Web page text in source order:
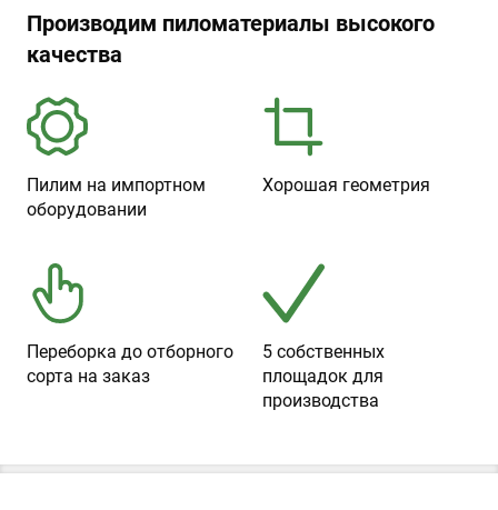
Производим пиломатериалы высокого
качества
Пилим на импортном
оборудовании
Хорошая геометрия
Переборка до отборного
сорта на заказ
5 собственных
площадок для
производства